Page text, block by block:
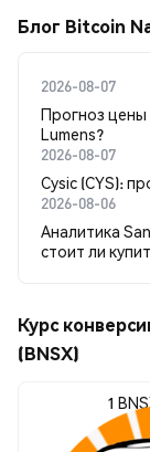
Блог Bitcoin
2026-08-07
Прогноз цены
Lumens?
2026-08-07
Cysic (CYS):
2026-08-06
Аналитика
стоит ли
Курс
(BNSX)
1